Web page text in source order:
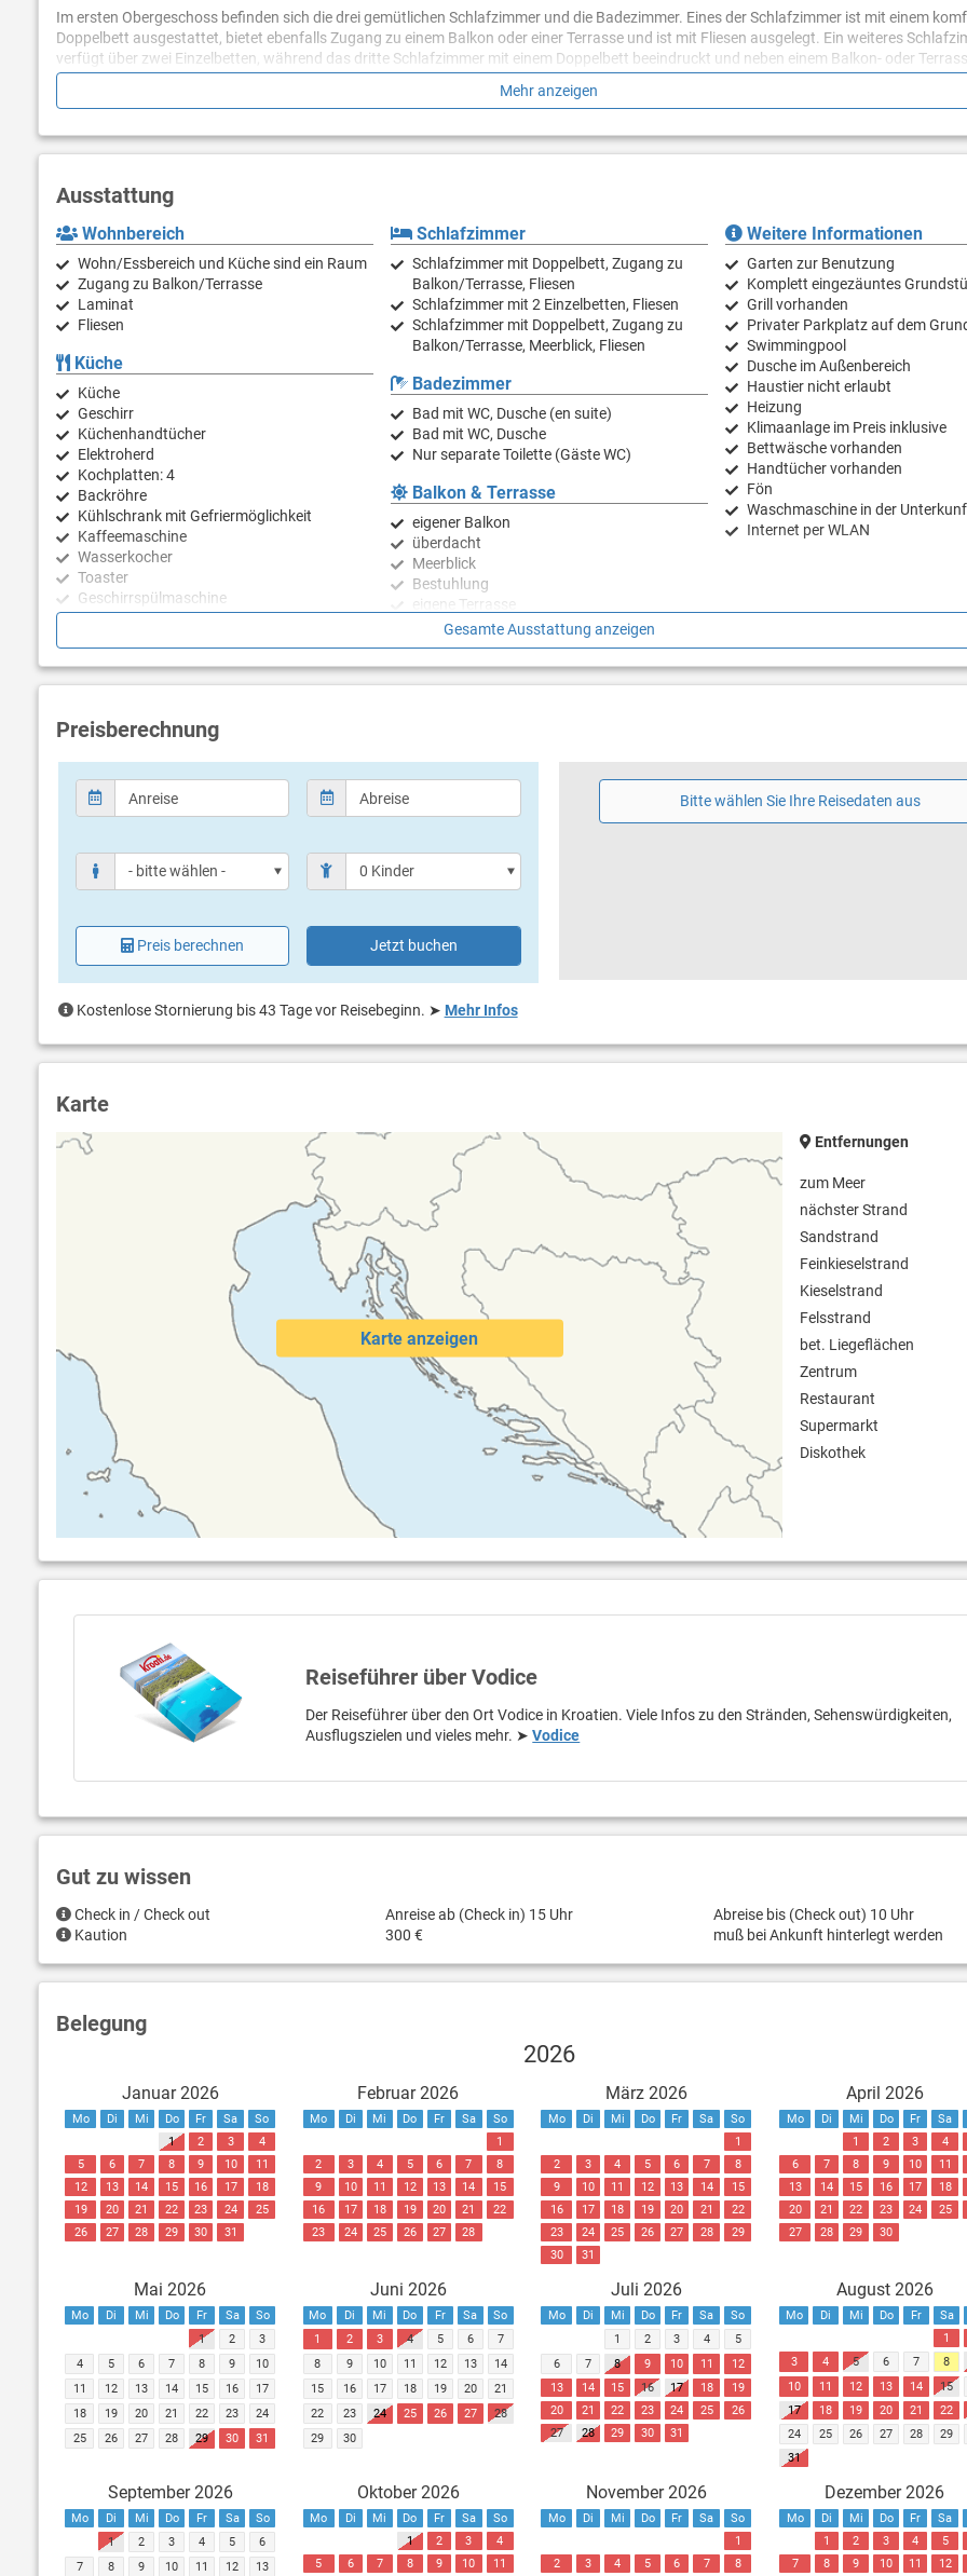
Im ersten Obergeschoss befinden sich die drei gemütlichen Schlafzimmer und die Badezimmer. Eines der Schlafzimmer ist mit einem
Doppelbett ausgestattet, bietet ebenfalls Zugang zu einem Balkon oder einer Terrasse und ist mit Fliesen ausgelegt. Ein weiteres
verfügt über zwei Einzelbetten, während das dritte Schlafzimmer mit einem Doppelbett beeindruckt und neben einem Balkon- oder
auch einen herrlichen Meerblick bietet. Alle Schlafzimmer sind gefliest. Für die Körperpflege stehen zwei Badezimmer zur Verfügung:
Draußen lädt ein privater, überdachter Balkon mit Bestuhlung zum Verweilen ein, von dem aus Sie den Meerblick genießen können.
sorgt ein Swimmingpool sowie eine Außendusche. Das Ferienhaus ist zudem mit Heizung und Klimaanlage ausgestattet, die im Preis
Bettwäsche, Handtücher, ein Fön und eine Waschmaschine stehen den Gästen ebenfalls zur Verfügung. WLAN-Internetzugang ist im
Haus verfügbar, und Haustiere sind in dieser Unterkunft nicht gestattet.
Mehr anzeigen
Ausstattung
Wohnbereich
Wohn/Essbereich und Küche sind ein Raum
Zugang zu Balkon/Terrasse
Laminat
Fliesen
Küche
Küche
Geschirr
Küchenhandtücher
Elektroherd
Kochplatten: 4
Backröhre
Kühlschrank mit Gefriermöglichkeit
Kaffeemaschine
Wasserkocher
Toaster
Geschirrspülmaschine
Schlafzimmer
Schlafzimmer mit Doppelbett, Zugang zu
Balkon/Terrasse, Fliesen
Schlafzimmer mit 2 Einzelbetten, Fliesen
Schlafzimmer mit Doppelbett, Zugang zu
Balkon/Terrasse, Meerblick, Fliesen
Badezimmer
Bad mit WC, Dusche (en suite)
Bad mit WC, Dusche
Nur separate Toilette (Gäste WC)
Balkon & Terrasse
eigener Balkon
überdacht
Meerblick
Bestuhlung
eigene Terrasse
Bestuhlung
Liegen
Sonnenschirm
Weitere Informationen
Garten zur Benutzung
Komplett eingezäuntes
Grill vorhanden
Privater Parkplatz auf dem
Swimmingpool
Dusche im Außenbereich
Haustier nicht erlaubt
Heizung
Klimaanlage im Preis inklusive
Bettwäsche vorhanden
Handtücher vorhanden
Fön
Waschmaschine in der
Internet per WLAN
Gesamte Ausstattung anzeigen
Preisberechnung
Preis berechnen Jetzt buchen
Kostenlose Stornierung bis 43 Tage vor Reisebeginn. ➤ Mehr Infos
Bitte wählen Sie Ihre Reisedaten aus
Karte
Karte anzeigen
Entfernungen
zum Meer
nächster Strand
Sandstrand
Feinkieselstrand
Kieselstrand
Felsstrand
bet. Liegeflächen
Zentrum
Restaurant
Supermarkt
Diskothek
Reiseführer über Vodice
Der Reiseführer über den Ort Vodice in Kroatien. Viele Infos zu den Stränden, Sehenswürdigkeiten,
Ausflugszielen und vieles mehr. ➤Vodice
Gut zu wissen
Check in / Check out Anreise ab (Check in) 15 Uhr
Abreise bis (Check out) 10 Uhr
Kaution
300 € muß bei Ankunft hinterlegt werden
Belegung
2026
Januar 2026
Mo Di Mi Do Fr Sa
So
1
2 3
4
5
6 7 8 9 10
11
12
13 14 15 16 17
18
19
20 21 22 23 24
25
26
27 28 29 30 31
Februar 2026
Mo Di Mi Do Fr Sa
So
1
2
3 4 5 6 7
8
9
10 11 12 13 14
15
16
17 18 19 20 21
22
23
24 25 26 27 28
März 2026
Mo Di Mi Do Fr Sa
So
1
2
3 4 5 6 7
8
9
10 11 12 13 14
15
16
17 18 19 20 21
22
23
24 25 26 27 28
29
30
31
April 2026
Mo Di Mi Do Fr Sa
1
2 3 4
6
7 8 9 10 11
13
14 15 16 17 18
20
21 22 23 24 25
27
28 29 30
Mai 2026
Mo Di Mi Do Fr Sa
So
1
2
3
4
5 6 7 8 9
10
11
12 13 14 15 16
17
18
19 20 21 22 23
24
25
26 27 28 29 30 31
Juni 2026
Mo Di Mi Do Fr Sa
So
1
2 3 4 5 6
7
8
9 10 11 12 13
14
15
16 17 18 19 20
21
22
23 24 25 26 27
28
29
30
Juli 2026
Mo Di Mi Do Fr Sa
So
1
2 3 4
5
6
7 8 9 10 11
12
13
14 15 16 17 18
19
20
21 22 23 24 25
26
27
28 29 30 31
August 2026
Mo Di Mi Do Fr Sa
1
3
4 5 6 7 8
10
11 12 13 14 15
17
18 19 20 21 22
24
25 26 27 28 29
31
September 2026
Mo Di Mi Do Fr Sa
So
1
2 3 4 5
6
7
8 9 10 11 12 13
Oktober 2026
Mo Di Mi Do Fr Sa
So
1
2 3
4
5
6 7 8 9 10 11
November 2026
Mo Di Mi Do Fr Sa
So
1
2
3 4 5 6 7 8
Dezember 2026
Mo Di Mi Do Fr Sa
1
2 3 4 5
7
8 9 10 11 12